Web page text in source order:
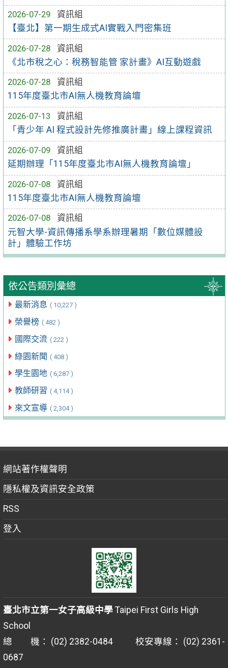
2026-07-29
資訊組
【臺北】第一期生成式AI實戰入門密集班
2026-07-28
資訊組
《北市稅之心：稅務智能管 家計畫》AI互動遊戲
2026-07-28
資訊組
115年度臺北市AI無人機教育論壇
2026-07-13
資訊組
「青少年 AI 程式設計先修推廣計畫」線上課程資訊
2026-07-09
資訊組
延期辦理「115年度臺北市AI無人機教育論壇」
2026-07-08
資訊組
115年度臺北市AI無人機教育論壇
2026-07-08
資訊組
元智大學-資訊傳播系學系辦理暑期「數位媒體設
計」體驗工作坊
依公告類別彙總
最新消息 ( 10,227 )
榮譽榜 ( 482 )
國際交流 ( 222 )
綠園新聞 ( 408 )
學生園地 ( 6,287 )
教師研習 ( 4,114 )
來文宣導 ( 2,304 )
網站著作權聲明
隱私權及資訊安全政策
RSS
登入
臺北市立第一女子高級中學Taipei First Girls High
School
總 機： (02) 2382-0484 校安專線： (02) 2361-
0687